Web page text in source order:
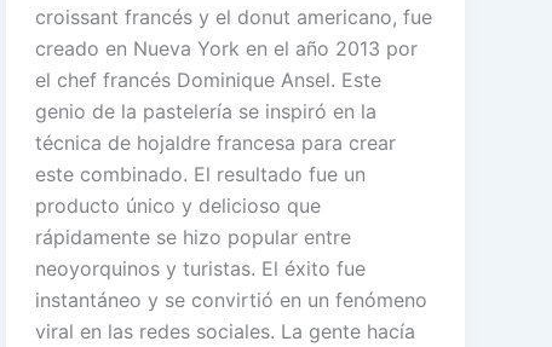
croissant francés y el donut americano, fue
creado en Nueva York en el año 2013 por
el chef francés Dominique Ansel. Este
genio de la pastelería se inspiró en la
técnica de hojaldre francesa para crear
este combinado. El resultado fue un
producto único y delicioso que
rápidamente se hizo popular entre
neoyorquinos y turistas. El éxito fue
instantáneo y se convirtió en un fenómeno
viral en las redes sociales. La gente hacía